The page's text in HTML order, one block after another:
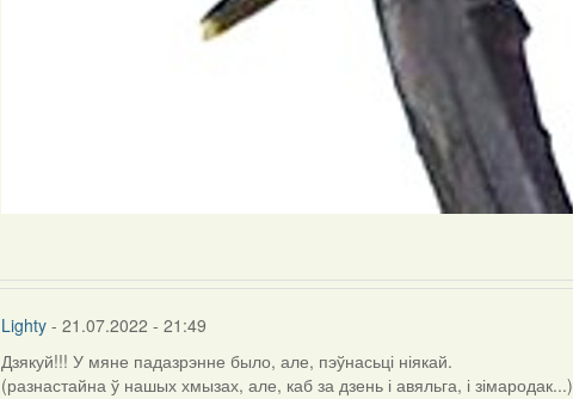
Lighty - 21.07.2022 - 21:49
Дзякуй!!! У мяне падазрэнне было, але, пэўнасьці ніякай.
(разнастайна ў нашых хмызах, але, каб за дзень і авяльга, і зімародак...)